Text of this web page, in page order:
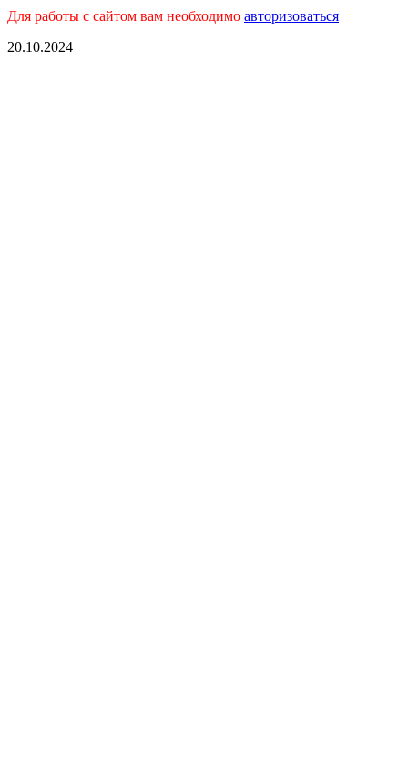
Для работы с сайтом вам необходимо авторизоваться
20.10.2024